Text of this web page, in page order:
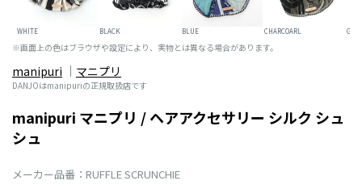
WHITE BLACK BLUE CHARCOARL GREY
※画面上の色はブラウザや設定により、実物とは異なる場合があります。
manipuri マニプリ
DANJOはmanipuriの正規取扱店です
manipuri マニプリ / ヘアアクセサリー シルク シュ
シュ
メーカー品番：RUFFLE SCRUNCHIE